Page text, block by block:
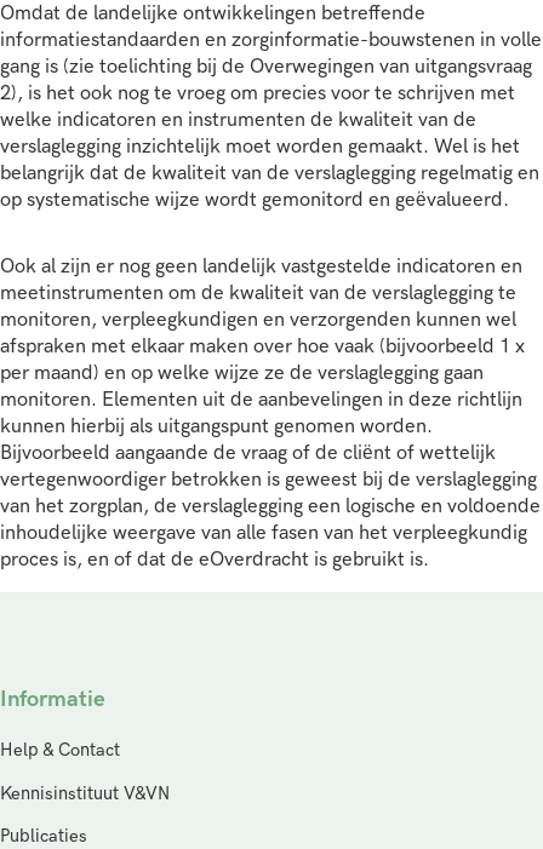
Omdat de landelijke ontwikkelingen betreffende
informatiestandaarden en zorginformatie-bouwstenen in volle
gang is (zie toelichting bij de Overwegingen van uitgangsvraag
2), is het ook nog te vroeg om precies voor te schrijven met
welke indicatoren en instrumenten de kwaliteit van de
verslaglegging inzichtelijk moet worden gemaakt. Wel is het
belangrijk dat de kwaliteit van de verslaglegging regelmatig en
op systematische wijze wordt gemonitord en geëvalueerd.
Ook al zijn er nog geen landelijk vastgestelde indicatoren en
meetinstrumenten om de kwaliteit van de verslaglegging te
monitoren, verpleegkundigen en verzorgenden kunnen wel
afspraken met elkaar maken over hoe vaak (bijvoorbeeld 1 x
per maand) en op welke wijze ze de verslaglegging gaan
monitoren. Elementen uit de aanbevelingen in deze richtlijn
kunnen hierbij als uitgangspunt genomen worden.
Bijvoorbeeld aangaande de vraag of de cliënt of wettelijk
vertegenwoordiger betrokken is geweest bij de verslaglegging
van het zorgplan, de verslaglegging een logische en voldoende
inhoudelijke weergave van alle fasen van het verpleegkundig
proces is, en of dat de eOverdracht is gebruikt is.
Informatie
Help & Contact
Kennisinstituut V&VN
Publicaties